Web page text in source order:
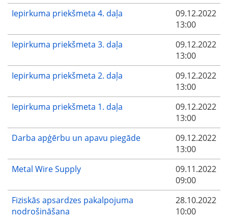
Iepirkuma priekšmeta 4. daļa
09.12.2022
13:00
Iepirkuma priekšmeta 3. daļa
09.12.2022
13:00
Iepirkuma priekšmeta 2. daļa
09.12.2022
13:00
Iepirkuma priekšmeta 1. daļa
09.12.2022
13:00
Darba apģērbu un apavu piegāde
09.12.2022
13:00
Metal Wire Supply
09.11.2022
09:00
Fiziskās apsardzes pakalpojuma
nodrošināšana
28.10.2022
10:00